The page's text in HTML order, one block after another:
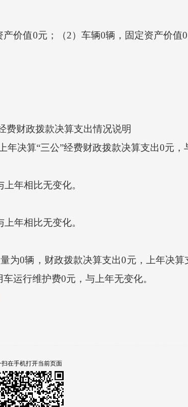
值0元；（2）车辆0辆，固定资产价值
财政拨款决算支出情况说明
决算“三公”经费财政拨款决算支出0元，
年相比无变化。
年相比无变化。
0辆，财政拨款决算支出0元，上年决算
运行维护费0元，与上年无变化。
扫在手机打开当前页面